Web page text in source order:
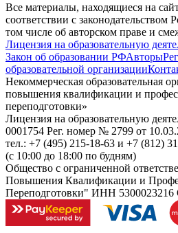
Все материалы, находящиеся на
соответствии с законодательством
том числе об авторском праве и
Лицензия на образовательную
Закон об образовании РФАвторы
образовательной организации
Некоммерческая образовательная
повышения квалификации и
переподготовки»
Лицензия на образовательную
0001754 Рег. номер № 2799 от
тел.: +7 (495) 215-18-63 и +7 (812)
(с 10:00 до 18:00 по будням)
Общество с ограниченной
Повышения Квалификации и
Переподготовки" ИНН